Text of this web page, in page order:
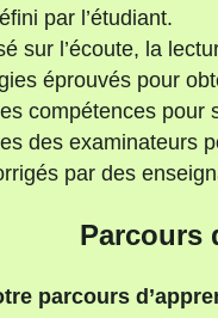
par l’étudiant.
sur l’écoute, la
éprouvés pour
compétences pour
des examinateurs
par des
Parcours
parcours